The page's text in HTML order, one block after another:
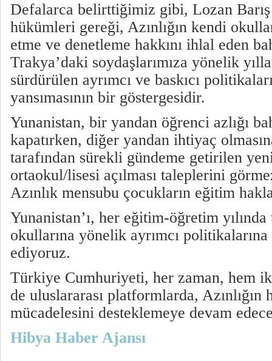
Defalarca belirttiğimiz gibi, Lozan Barış
hükümleri gereği, Azınlığın kendi
etme ve denetleme hakkını ihlal eden
Trakya’daki soydaşlarımıza yönelik
sürdürülen ayrımcı ve baskıcı
yansımasının bir göstergesidir.
Yunanistan, bir yandan öğrenci azlığı
kapatırken, diğer yandan ihtiyaç
tarafından sürekli gündeme getirilen
ortaokul/lisesi açılması taleplerini
Azınlık mensubu çocukların eğitim
Yunanistan’ı, her eğitim-öğretim
okullarına yönelik ayrımcı
ediyoruz.
Türkiye Cumhuriyeti, her zaman, hem
de uluslararası platformlarda, Azınlığın
mücadelesini desteklemeye devam
Hibya Haber Ajansı